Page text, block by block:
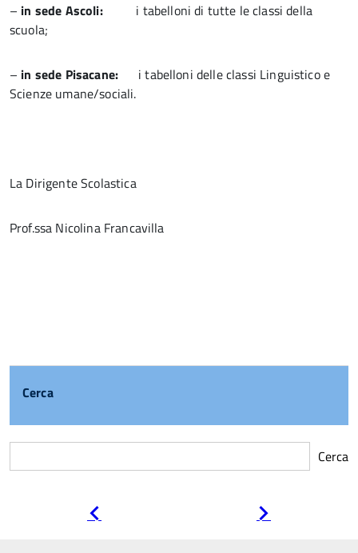
– in sede Ascoli:i tabelloni di tutte le classi della
scuola;
– in sede Pisacane: i tabelloni delle classi Linguistico e
Scienze umane/sociali.
La Dirigente Scolastica
Prof.ssa Nicolina Francavilla
Cerca
Cerca